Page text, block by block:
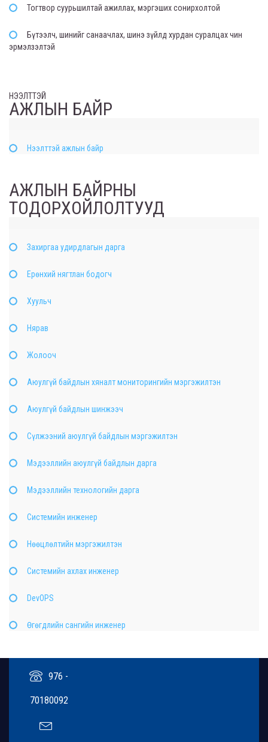
Тогтвор суурьшилтай ажиллах, мэргэших сонирхолтой
Бүтээлч, шинийг санаачлах, шинэ зүйлд хурдан суралцах чин
эрмэлзэлтэй
НЭЭЛТТЭЙ
АЖЛЫН БАЙР
Нээлттэй ажлын байр
АЖЛЫН БАЙРНЫ
ТОДОРХОЙЛОЛТУУД
Захиргаа удирдлагын дарга
Ерөнхий нягтлан бодогч
Хуульч
Нярав
Жолооч
Аюулгүй байдлын хяналт мониторингийн мэргэжилтэн
Аюулгүй байдлын шинжээч
Сүлжээний аюулгүй байдлын мэргэжилтэн
Мэдээллийн аюулгүй байдлын дарга
Мэдээллийн технологийн дарга
Системийн инженер
Нөөцлөлтийн мэргэжилтэн
Системийн ахлах инженер
DevOPS
Өгөгдлийн сангийн инженер
976 -
70180092